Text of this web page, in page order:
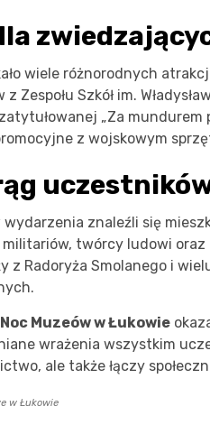
wiele różnorodnych
Zespołu Szkół im.
„Za
z wojskowym
znaleźli się
twórcy ludowi oraz
z Radoryża Smolanego i
Muzeów w Łukowie
wrażenia wszystkim
ale także łączy
w Łukowie